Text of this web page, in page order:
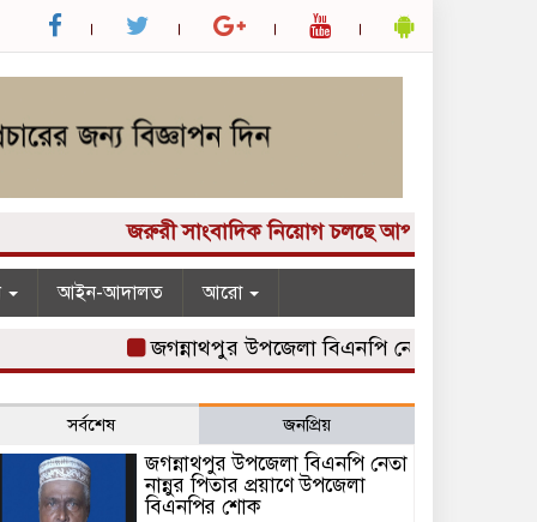
জরুরী সাংবাদিক নিয়োগ চলছে আপনার কাছে একটি
আইন-আদালত আরো
জগন্নাথপুর উপজেলা বিএনপি নেতা নান্নুর পিতার
সর্বশেষ জনপ্রিয়
জগন্নাথপুর উপজেলা বিএনপি নেতা
নান্নুর পিতার প্রয়াণে উপজেলা
বিএনপির শোক